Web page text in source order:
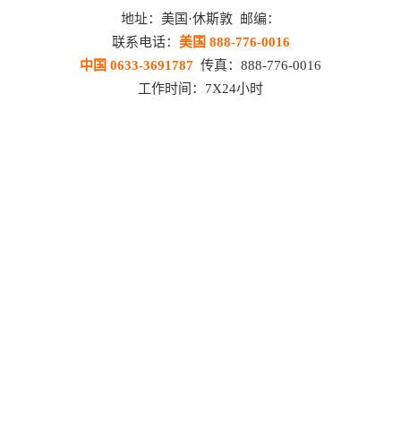
地址：美国·休斯敦 邮编：
联系电话： 美国 888-776-0016
中国 0633-3691787 传真：888-776-0016
工作时间：7X24小时